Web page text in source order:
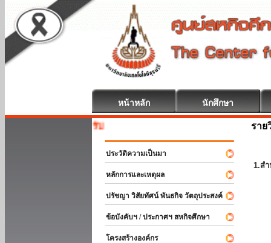
หน้าหลัก นักศึกษา
สหกิจศึกษา
ประวัติความเป็นมา
หลักการและเหตุผล
ปรัชญา วิสัยทัศน์ พันธกิจ วัตถุประสงค์
ข้อบังคับฯ / ประกาศฯ สหกิจศึกษา
โครงสร้างองค์กร
ราย
1.ส